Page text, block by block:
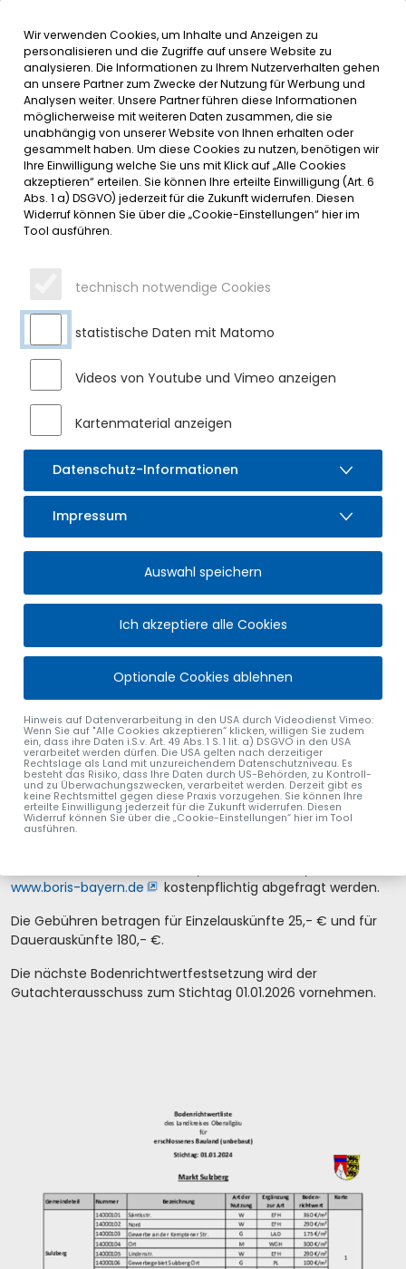
Inhalt der Seite anspringen
Informationen undMENÜ
SERVICE
BEKANNTGABE DER
BODENRICHTWERTE 2024
Montag, 01.07.2024
Land und für Flächen der Landwirtschaft (Grünland)
zum Stichtag 01.01.2024
Im Vollzug der Verordnung über die Gutachterausschüsse,
die Kaufpreissammlungen und die Bodenrichtwerte nach
dem Baugesetzbuch - BauGB (i. V. m.
Gutachterausschussverordnung - BayGaV) vom 05. April
2005, zuletzt geändert durch Verordnung vom 24. Mai 2022
(GVBI. S. 246), hat der Gutachtachterausschuss für den
Bereich des Landkreises Oberallgäu durchschnittliche
Lagewerte für erschlossenes, unbebautes baureifes Land
und für Flächen der Landwirtschaft - Grünland -
(Bodenrichtwerte) zum Stichtag 01.01.2024 ermittelt.
Darstellungen der Bodenrichtwertzonen des Marktes
Sulzberg liegen beim Markt Sulzberg, Rathausplatz 4, 87477
Sulzberg, Zi. 0.04 in der Zeit vom
01.07.2024 – 02.08.2024
öffentlich aus und können während der üblichen
Öffnungszeiten eingesehen werden. Zusätzlich finden Sie
Auskunft über die Bodenrichtwerte erteilt die
Geschäftsstelle des Gutachterausschusses beim
Landratsamt Oberallgäu in Sonthofen, Oberallgäuer Platz 2,
Zimmer-Nr. 2.22 (ehem. Sparkassenge-bäude), Tel. Nr.
08321/612-471, 612-473 oder 612-489.
www.boris-bayern.de
kostenpflichtig abgefragt werden.
Die Gebühren betragen für Einzelauskünfte 25,- € und für
Dauerauskünfte 180,- €.
Die nächste Bodenrichtwertfestsetzung wird der
Gutachterausschuss zum Stichtag 01.01.2026 vornehmen.
Wir verwenden Cookies, um Inhalte und Anzeigen zu
personalisieren und die Zugriffe auf unsere Website zu
analysieren. Die Informationen zu Ihrem Nutzerverhalten gehen
an unsere Partner zum Zwecke der Nutzung für Werbung und
Analysen weiter. Unsere Partner führen diese Informationen
möglicherweise mit weiteren Daten zusammen, die sie
unabhängig von unserer Website von Ihnen erhalten oder
gesammelt haben. Um diese Cookies zu nutzen, benötigen wir
Ihre Einwilligung welche Sie uns mit Klick auf „Alle Cookies
akzeptieren“ erteilen. Sie können Ihre erteilte Einwilligung (Art. 6
Abs. 1 a) DSGVO) jederzeit für die Zukunft widerrufen. Diesen
Widerruf können Sie über die „Cookie-Einstellungen“ hier im
Tool ausführen.
technisch notwendige Cookies
statistische Daten mit Matomo
Videos von Youtube und Vimeo anzeigen
Kartenmaterial anzeigen
Datenschutz-Informationen
Impressum
Auswahl speichern
Ich akzeptiere alle Cookies
Optionale Cookies ablehnen
Hinweis auf Datenverarbeitung in den USA durch Videodienst Vimeo:
Wenn Sie auf "Alle Cookies akzeptieren“ klicken, willigen Sie zudem
ein, dass ihre Daten i.S.v. Art. 49 Abs. 1 S. 1 lit. a) DSGVO in den USA
verarbeitet werden dürfen. Die USA gelten nach derzeitiger
Rechtslage als Land mit unzureichendem Datenschutzniveau. Es
besteht das Risiko, dass Ihre Daten durch US-Behörden, zu Kontroll-
und zu Überwachungszwecken, verarbeitet werden. Derzeit gibt es
keine Rechtsmittel gegen diese Praxis vorzugehen. Sie können Ihre
erteilte Einwilligung jederzeit für die Zukunft widerrufen. Diesen
Widerruf können Sie über die „Cookie-Einstellungen“ hier im Tool
ausführen.